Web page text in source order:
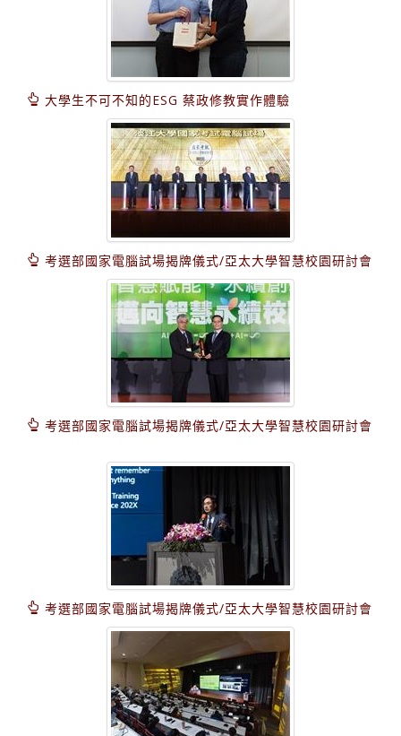
大學生不可不知的ESG 蔡政修教實作體驗
考選部國家電腦試場揭牌儀式/亞太大學智慧校園研討會
考選部國家電腦試場揭牌儀式/亞太大學智慧校園研討會
考選部國家電腦試場揭牌儀式/亞太大學智慧校園研討會